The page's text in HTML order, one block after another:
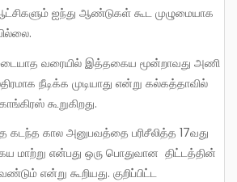
நீடிக்க முடியாது என்று கல்கத்தாவில்
கூறுகிறது.
மாற்று என்பது ஒரு பொதுவான திட்டத்தின்
என்று கூறியது. குறிப்பிட்ட